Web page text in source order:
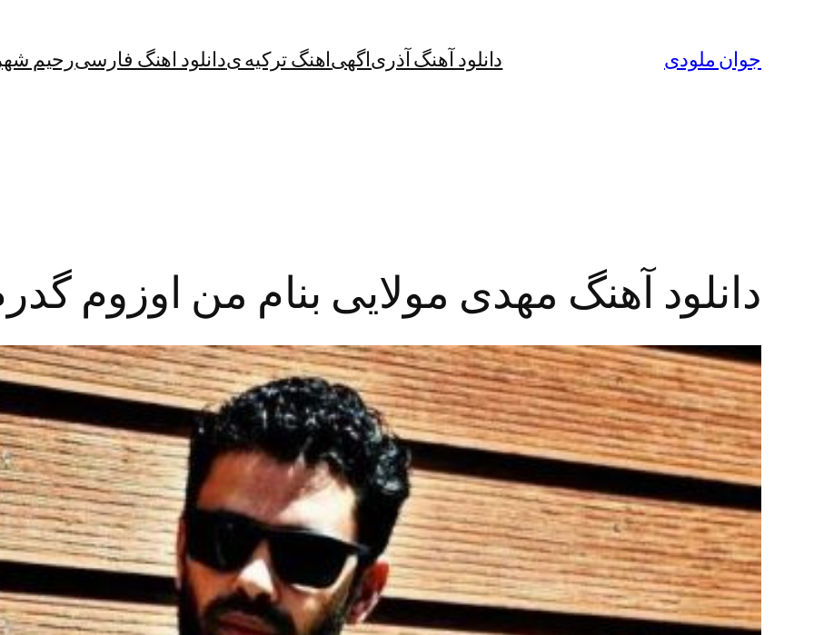
جوان ملودی دانلود آهنگ آذریاگهیاهنگ ترکیه یدانلود اهنگ فارسیرحیم
دانلود آهنگ مهدی مولایی بنام من اوزوم